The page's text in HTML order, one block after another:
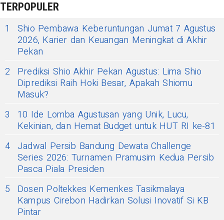
TERPOPULER
1
Shio Pembawa Keberuntungan Jumat 7 Agustus
2026, Karier dan Keuangan Meningkat di Akhir
Pekan
2
Prediksi Shio Akhir Pekan Agustus: Lima Shio
Diprediksi Raih Hoki Besar, Apakah Shiomu
Masuk?
3
10 Ide Lomba Agustusan yang Unik, Lucu,
Kekinian, dan Hemat Budget untuk HUT RI ke-81
4 Jadwal Persib Bandung Dewata Challenge
Series 2026: Turnamen Pramusim Kedua Persib
Pasca Piala Presiden
5
Dosen Poltekkes Kemenkes Tasikmalaya
Kampus Cirebon Hadirkan Solusi Inovatif Si KB
Pintar